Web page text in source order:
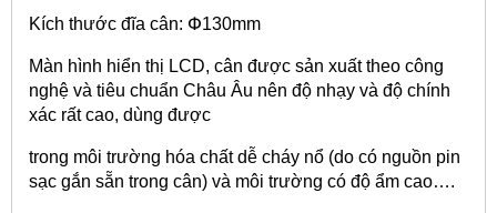
Kích thước đĩa cân: Փ130mm
Màn hình hiển thị LCD, cân được sản xuất theo công
nghệ và tiêu chuẩn Châu Âu nên độ nhạy và độ chính
xác rất cao, dùng được
trong môi trường hóa chất dễ cháy nổ (do có nguồn pin
sạc gắn sẵn trong cân) và môi trường có độ ẩm cao….